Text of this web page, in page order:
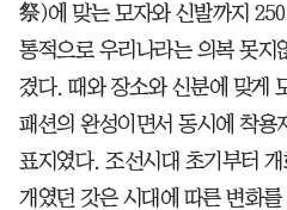
祭)에 맞는 모자와 신발까지
통적으로 우리나라는 의복 못지
겼다. 때와 장소와 신분에 맞게
패션의 완성이면서 동시에 착용
표지였다. 조선시대 초기부터
개였던 갓은 시대에 따른 변화